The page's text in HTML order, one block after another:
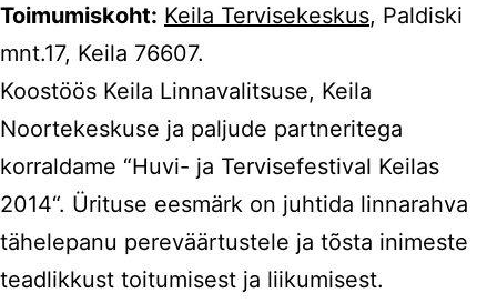
Toimumiskoht: Keila Tervisekeskus, Paldiski
mnt.17, Keila 76607.
Koostöös Keila Linnavalitsuse, Keila
Noortekeskuse ja paljude partneritega
korraldame “Huvi- ja Tervisefestival Keilas
2014“. Ürituse eesmärk on juhtida linnarahva
tähelepanu pereväärtustele ja tõsta inimeste
teadlikkust toitumisest ja liikumisest.